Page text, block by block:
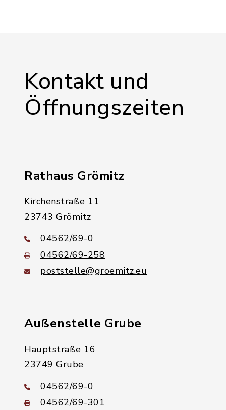
Kontakt und
Öffnungszeiten
Rathaus Grömitz
Kirchenstraße 11
23743 Grömitz
04562/69-0
04562/69-258
poststelle@groemitz.eu
Außenstelle Grube
Hauptstraße 16
23749 Grube
04562/69-0
04562/69-301